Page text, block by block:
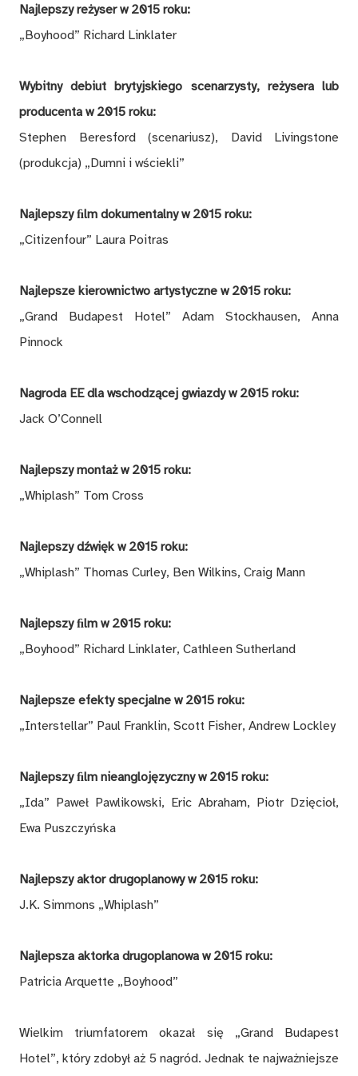
Najlepszy reżyser w 2015 roku:
„Boyhood” Richard Linklater
Wybitny debiut brytyjskiego scenarzysty, reżysera lub
producenta w 2015 roku:
Stephen Beresford (scenariusz), David Livingstone
(produkcja) „Dumni i wściekli”
Najlepszy ﬁlm dokumentalny w 2015 roku:
„Citizenfour” Laura Poitras
Najlepsze kierownictwo artystyczne w 2015 roku:
„Grand Budapest Hotel” Adam Stockhausen, Anna
Pinnock
Nagroda EE dla wschodzącej gwiazdy w 2015 roku:
Jack O’Connell
Najlepszy montaż w 2015 roku:
„Whiplash” Tom Cross
Najlepszy dźwięk w 2015 roku:
„Whiplash” Thomas Curley, Ben Wilkins, Craig Mann
Najlepszy ﬁlm w 2015 roku:
„Boyhood” Richard Linklater, Cathleen Sutherland
Najlepsze efekty specjalne w 2015 roku:
„Interstellar” Paul Franklin, Scott Fisher, Andrew Lockley
Najlepszy ﬁlm nieanglojęzyczny w 2015 roku:
„Ida” Paweł Pawlikowski, Eric Abraham, Piotr Dzięcioł,
Ewa Puszczyńska
Najlepszy aktor drugoplanowy w 2015 roku:
J.K. Simmons „Whiplash”
Najlepsza aktorka drugoplanowa w 2015 roku:
Patricia Arquette „Boyhood”
Wielkim triumfatorem okazał się „Grand Budapest
Hotel”, który zdobył aż 5 nagród. Jednak te najważniejsze